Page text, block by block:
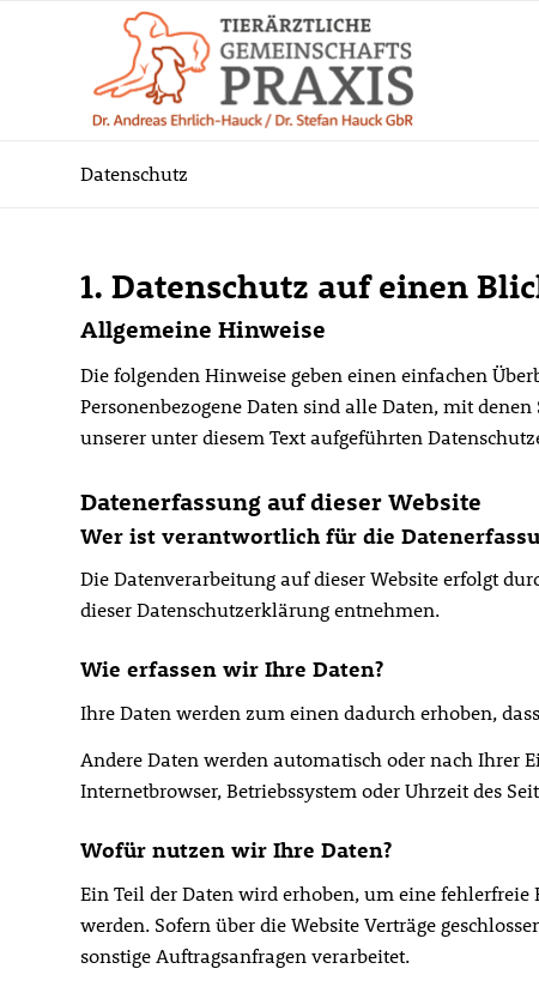
Datenschutz
1. Datenschutz auf einen
Allgemeine Hinweise
Die folgenden Hinweise geben einen einfachen
Personenbezogene Daten sind alle Daten, mit
unserer unter diesem Text aufgeführten
Datenerfassung auf dieser Website
Wer ist verantwortlich für die
Die Datenverarbeitung auf dieser Website erfolgt
dieser Datenschutzerklärung entnehmen.
Wie erfassen wir Ihre Daten?
Ihre Daten werden zum einen dadurch erhoben,
Andere Daten werden automatisch oder nach Ihrer
Internetbrowser, Betriebssystem oder Uhrzeit des
Wofür nutzen wir Ihre Daten?
Ein Teil der Daten wird erhoben, um eine
werden. Sofern über die Website Verträge
sonstige Auftragsanfragen verarbeitet.